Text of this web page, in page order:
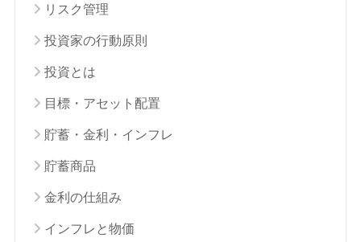
リスク管理
投資家の行動原則
投資とは
目標・アセット配置
貯蓄・金利・インフレ
貯蓄商品
金利の仕組み
インフレと物価